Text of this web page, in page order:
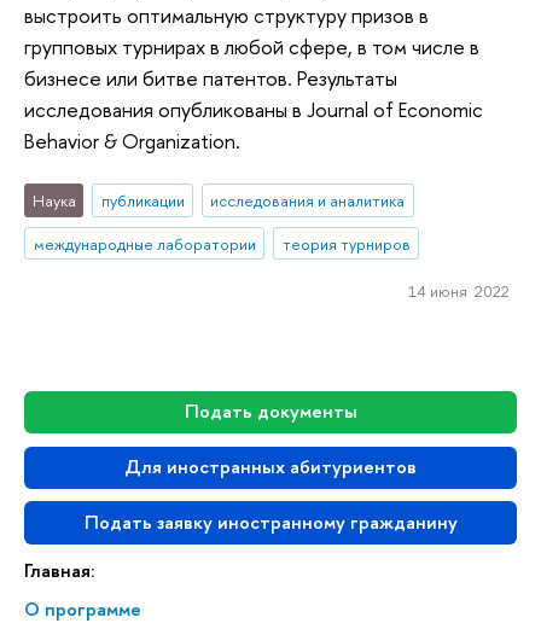
Подать документы
Для иностранных абитуриентов
Подать заявку иностранному гражданину
Главная:
О программе
выстроить оптимальную структуру призов в
групповых турнирах в любой сфере, в том числе в
бизнесе или битве патентов. Результаты
исследования опубликованы в Journal of Economic
Behavior & Organization.
Наука публикации
исследования и аналитика
международные лаборатории
теория турниров
14 июня 2022